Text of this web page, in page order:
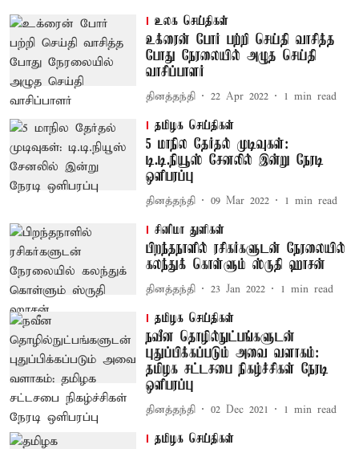
உலக செய்திகள்
உக்ரைன் போர் பற்றி செய்தி வாசித்த
போது நேரலையில் அழுத செய்தி
வாசிப்பாளர்
தினத்தந்தி 22 Apr 2022 1 min read
தமிழக செய்திகள்
5 மாநில தேர்தல் முடிவுகள்:
டி.டி.நியூஸ் சேனலில் இன்று நேரடி
ஒளிபரப்பு
தினத்தந்தி 09 Mar 2022 1 min read
சினிமா துளிகள்
பிறந்தநாளில் ரசிகர்களுடன் நேரலையில்
கலந்துக் கொள்ளும் ஸ்ருதி ஹாசன்
தினத்தந்தி 23 Jan 2022 1 min read
தமிழக செய்திகள்
நவீன தொழில்நுட்பங்களுடன்
புதுப்பிக்கப்படும் அவை வளாகம்:
தமிழக சட்டசபை நிகழ்ச்சிகள் நேரடி
ஒளிபரப்பு
தினத்தந்தி 02 Dec 2021 1 min read
தமிழக செய்திகள்